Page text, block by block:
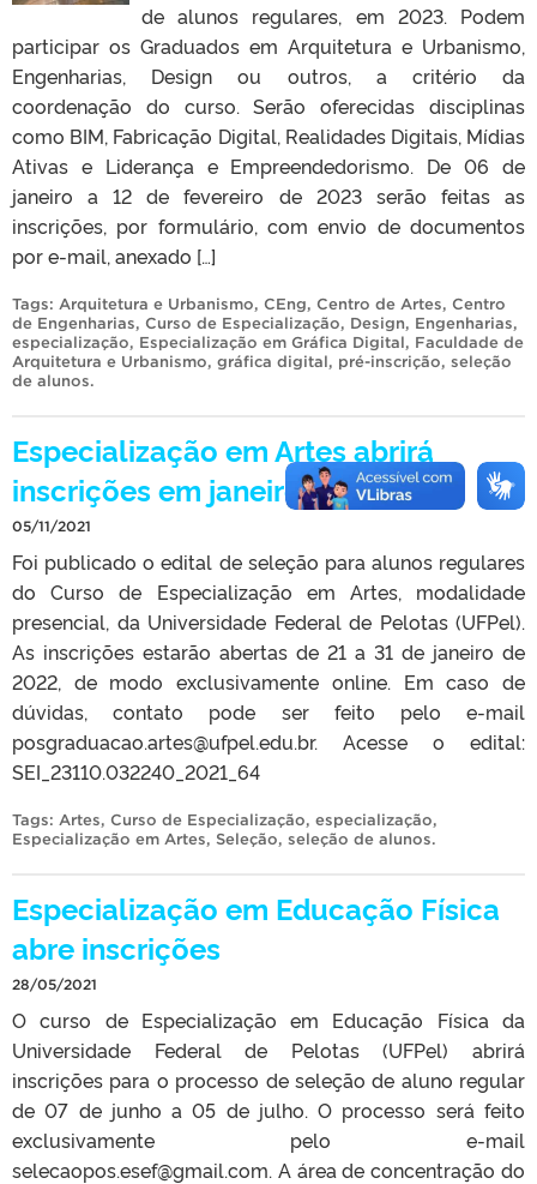
de alunos regulares, em 2023. Podem
participar os Graduados em Arquitetura e Urbanismo,
Engenharias, Design ou outros, a critério da
coordenação do curso. Serão oferecidas disciplinas
como BIM, Fabricação Digital, Realidades Digitais, Mídias
Ativas e Liderança e Empreendedorismo. De 06 de
janeiro a 12 de fevereiro de 2023 serão feitas as
inscrições, por formulário, com envio de documentos
por e-mail, anexado […]
Tags: Arquitetura e Urbanismo, CEng, Centro de Artes, Centro
de Engenharias, Curso de Especialização, Design, Engenharias,
especialização, Especialização em Gráfica Digital, Faculdade de
Arquitetura e Urbanismo, gráfica digital, pré-inscrição, seleção
de alunos.
Especialização em Artes abrirá
inscrições em janeiro
05/11/2021
Foi publicado o edital de seleção para alunos regulares
do Curso de Especialização em Artes, modalidade
presencial, da Universidade Federal de Pelotas (UFPel).
As inscrições estarão abertas de 21 a 31 de janeiro de
2022, de modo exclusivamente online. Em caso de
dúvidas, contato pode ser feito pelo e-mail
posgraduacao.artes@ufpel.edu.br. Acesse o edital:
SEI_23110.032240_2021_64
Tags: Artes, Curso de Especialização, especialização,
Especialização em Artes, Seleção, seleção de alunos.
Especialização em Educação Física
abre inscrições
28/05/2021
O curso de Especialização em Educação Física da
Universidade Federal de Pelotas (UFPel) abrirá
inscrições para o processo de seleção de aluno regular
de 07 de junho a 05 de julho. O processo será feito
exclusivamente pelo e-mail
selecaopos.esef@gmail.com. A área de concentração do